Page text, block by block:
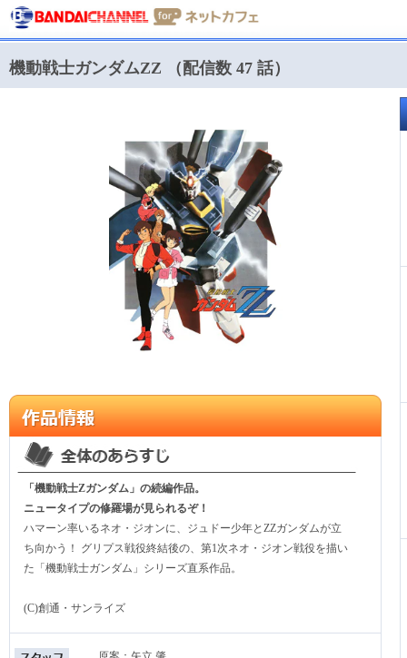
機動戦士ガンダムΖΖ （配信数 47 話）
「機動戦士Zガンダム」の続編作品。
ニュータイプの修羅場が見られるぞ！
ハマーン率いるネオ・ジオンに、ジュドー少年とZZガンダムが立
ち向かう！ グリプス戦役終結後の、第1次ネオ・ジオン戦役を描い
た「機動戦士ガンダム」シリーズ直系作品。
(C)創通・サンライズ